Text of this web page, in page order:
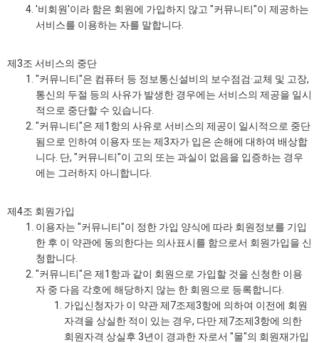
'비회원'이라 함은 회원에 가입하지 않고 "커뮤니티"이 제공하는
서비스를 이용하는 자를 말합니다.
제3조 서비스의 중단
"커뮤니티"은 컴퓨터 등 정보통신설비의 보수점검·교체 및 고장,
통신의 두절 등의 사유가 발생한 경우에는 서비스의 제공을 일시
적으로 중단할 수 있습니다.
"커뮤니티"은 제1항의 사유로 서비스의 제공이 일시적으로 중단
됨으로 인하여 이용자 또는 제3자가 입은 손해에 대하여 배상합
니다. 단, "커뮤니티"이 고의 또는 과실이 없음을 입증하는 경우
에는 그러하지 아니합니다.
제4조 회원가입
이용자는 "커뮤니티"이 정한 가입 양식에 따라 회원정보를 기입
한 후 이 약관에 동의한다는 의사표시를 함으로서 회원가입을 신
청합니다.
"커뮤니티"은 제1항과 같이 회원으로 가입할 것을 신청한 이용
자 중 다음 각호에 해당하지 않는 한 회원으로 등록합니다.
가입신청자가 이 약관 제7조제3항에 의하여 이전에 회원
자격을 상실한 적이 있는 경우, 다만 제7조제3항에 의한
회원자격 상실후 3년이 경과한 자로서 "몰"의 회원재가입